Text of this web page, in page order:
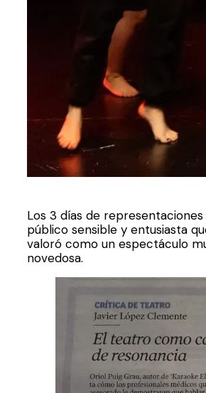
Los 3 días de
público sensible y entusiasta
valoró como un espectáculo
novedosa.